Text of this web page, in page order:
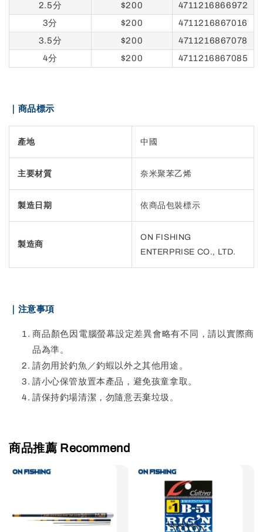
2.5分 $200
4711216866972
3分
$200
4711216867016
3.5分
$200
4711216867078
4分
$200 4711216867085
｜商品標示
產地 中國
主要材質 奈米聚苯乙烯
製造日期 依商品包裝標示
製造商
ON FISHING
ENTERPRISE CO., LTD.
｜注意事項
商品顏色因電腦螢幕設定差異會略有不同，請以實際商
品為準。
請勿用於釣魚／釣蝦以外之其他用途。
請小心保管放置本產品，避免孩童拿取。
請保持釣場清潔，勿隨意丟棄垃圾。
商品推薦 Recommend